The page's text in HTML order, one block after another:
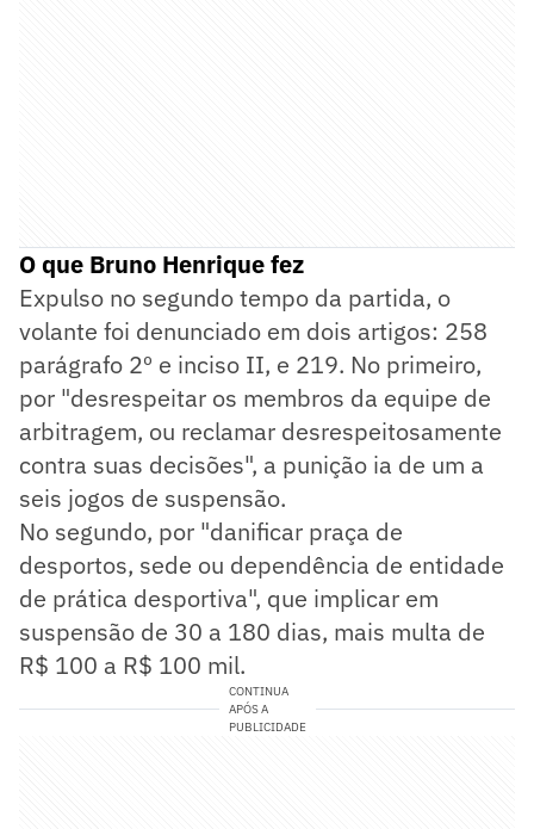
O que Bruno Henrique fez
Expulso no segundo tempo da partida, o
volante foi denunciado em dois artigos: 258
parágrafo 2º e inciso II, e 219. No primeiro,
por "desrespeitar os membros da equipe de
arbitragem, ou reclamar desrespeitosamente
contra suas decisões", a punição ia de um a
seis jogos de suspensão.
No segundo, por "danificar praça de
desportos, sede ou dependência de entidade
de prática desportiva", que implicar em
suspensão de 30 a 180 dias, mais multa de
R$ 100 a R$ 100 mil.
CONTINUA
APÓS A
PUBLICIDADE